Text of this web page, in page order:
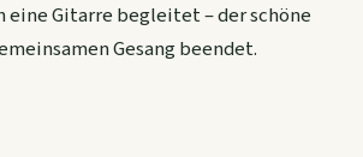
eine Gitarre begleitet – der schöne
Gesang beendet.